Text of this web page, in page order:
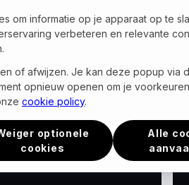
bekijk vacature
om informatie op je apparaat op te
verbeteren en relevante
of afwijzen. Je kan deze popup via
opnieuw openen om je
cookie policy.
optionele
cookies
Alle